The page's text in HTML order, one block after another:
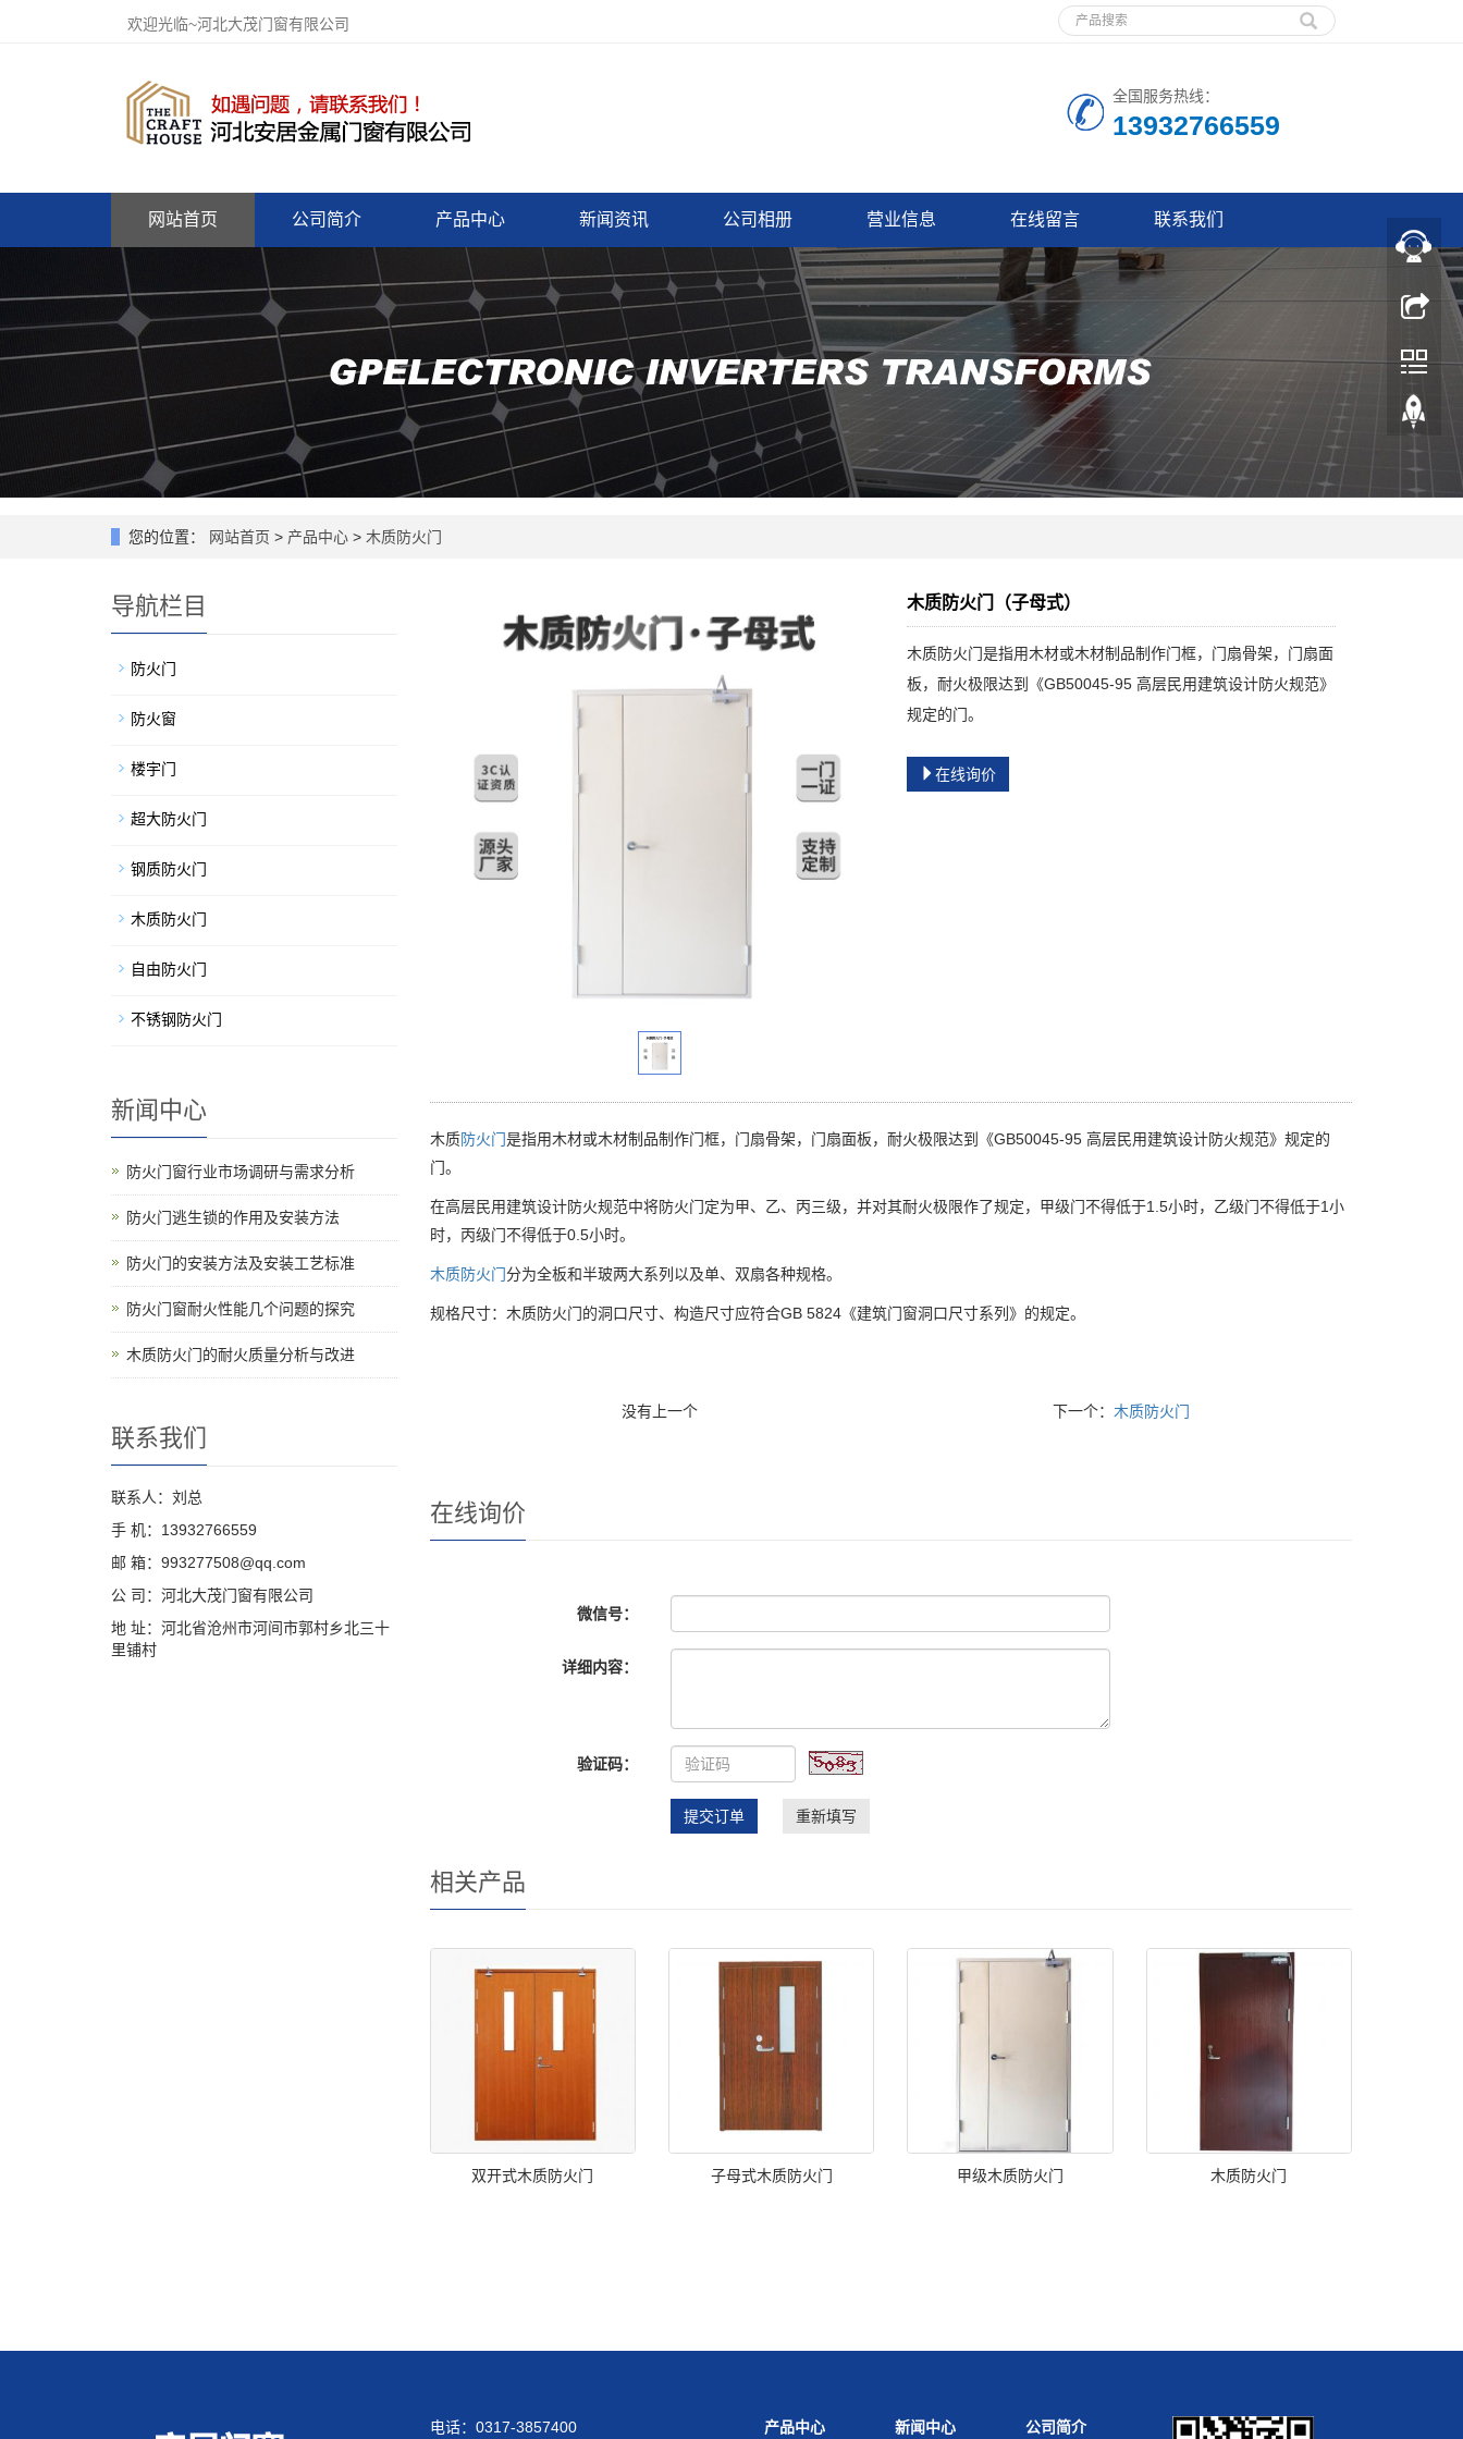
欢迎光临~河北大茂门窗有限公司
全国服务热线：
13932766559
网站首页 公司简介 产品中心 新闻资讯 公司相册 营业信息 在线留言 联系我们
您的位置： 网站首页 > 产品中心 > 木质防火门
木质防火门（子母式）
木质防火门是指用木材或木材制品制作门框，门扇骨架，门扇面
板，耐火极限达到《GB50045-95 高层民用建筑设计防火规范》
规定的门。
在线询价
木质防火门是指用木材或木材制品制作门框，门扇骨架，门扇面板，耐火极限达到《GB50045-95 高层民用建筑设计防火规范》规定的
门。
在高层民用建筑设计防火规范中将防火门定为甲、乙、丙三级，并对其耐火极限作了规定，甲级门不得低于1.5小时，乙级门不得低于1小
时，丙级门不得低于0.5小时。
木质防火门分为全板和半玻两大系列以及单、双扇各种规格。
规格尺寸：木质防火门的洞口尺寸、构造尺寸应符合GB 5824《建筑门窗洞口尺寸系列》的规定。
没有上一个 下一个： 木质防火门
在线询价
微信号：
详细内容：
验证码：
提交订单 重新填写
相关产品
双开式木质防火门 子母式木质防火门 甲级木质防火门 木质防火门
导航栏目
防火门
防火窗
楼宇门
超大防火门
钢质防火门
木质防火门
自由防火门
不锈钢防火门
新闻中心
防火门窗行业市场调研与需求分析
防火门逃生锁的作用及安装方法
防火门的安装方法及安装工艺标准
防火门窗耐火性能几个问题的探究
木质防火门的耐火质量分析与改进
联系我们
联系人：刘总
手 机：13932766559
邮 箱：993277508@qq.com
公 司：河北大茂门窗有限公司
地 址：河北省沧州市河间市郭村乡北三十
里铺村
电话：0317-3857400 产品中心 新闻中心 公司简介